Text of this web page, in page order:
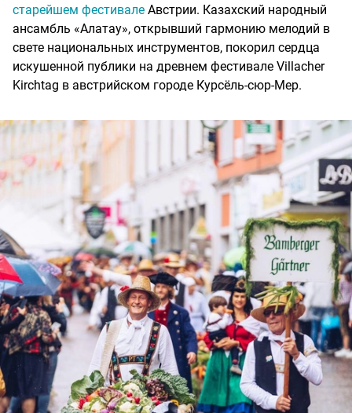
старейшем фестивале Австрии. Казахский народный
ансамбль «Алатау», открывший гармонию мелодий в
свете национальных инструментов, покорил сердца
искушенной публики на древнем фестивале Villacher
Kirchtag в австрийском городе Курсёль-сюр-Мер.